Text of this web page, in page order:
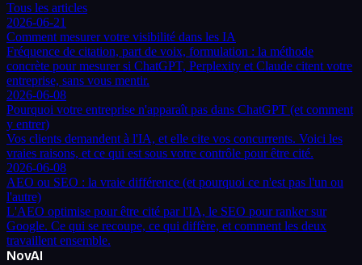
Tous les articles
2026-06-21
Comment mesurer votre visibilité dans les IA
Fréquence de citation, part de voix, formulation : la méthode
concrète pour mesurer si ChatGPT, Perplexity et Claude citent votre
entreprise, sans vous mentir.
2026-06-08
Pourquoi votre entreprise n'apparaît pas dans ChatGPT (et comment
y entrer)
Vos clients demandent à l'IA, et elle cite vos concurrents. Voici les
vraies raisons, et ce qui est sous votre contrôle pour être cité.
2026-06-08
AEO ou SEO : la vraie différence (et pourquoi ce n'est pas l'un ou
l'autre)
L'AEO optimise pour être cité par l'IA, le SEO pour ranker sur
Google. Ce qui se recoupe, ce qui diffère, et comment les deux
travaillent ensemble.
NovAI